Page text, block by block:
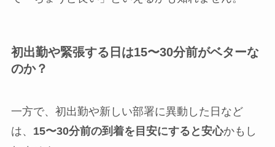
初出勤や緊張する日は15〜30分前がベターな
のか？
一方で、初出勤や新しい部署に異動した日など
は、 15〜30分前の到着を目安にすると安心かもし